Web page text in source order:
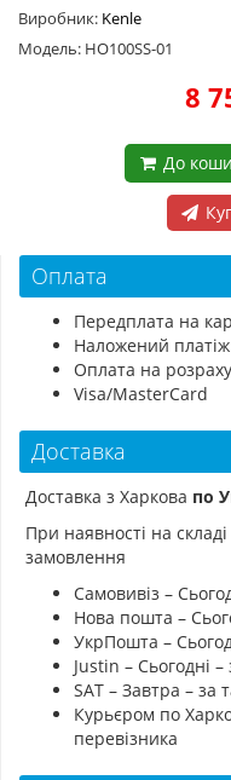
Виробник: Kenle
Модель: HO100SS-01
8
До
Оплата
Передплата на
Наложений платіж
Оплата на
Visa/MasterCard
Доставка
Доставка з Харкова по
При наявності на
замовлення
Самовивіз –
Нова пошта –
УкрПошта –
Justin – Сьогодні
SAT – Завтра – за
Курьєром по
перевізника